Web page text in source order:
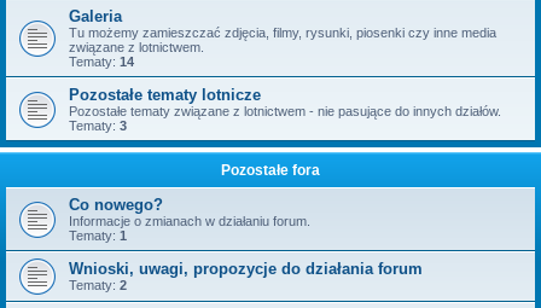
Galeria
Tu możemy zamieszczać zdjęcia, filmy, rysunki, piosenki czy inne media
związane z lotnictwem.
Tematy: 14
Pozostałe tematy lotnicze
Pozostałe tematy związane z lotnictwem - nie pasujące do innych działów.
Tematy: 3
Pozostałe fora
Co nowego?
Informacje o zmianach w działaniu forum.
Tematy: 1
Wnioski, uwagi, propozycje do działania forum
Tematy: 2